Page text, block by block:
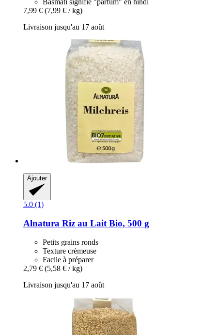
Basmati signifie "parfum" en hindi
7,99 € (7,99 € / kg)
Livraison jusqu'au 17 août
Ajouter
5.0 (1)
Alnatura Riz au Lait Bio, 500 g
Petits grains ronds
Texture crémeuse
Facile à préparer
2,79 € (5,58 € / kg)
Livraison jusqu'au 17 août